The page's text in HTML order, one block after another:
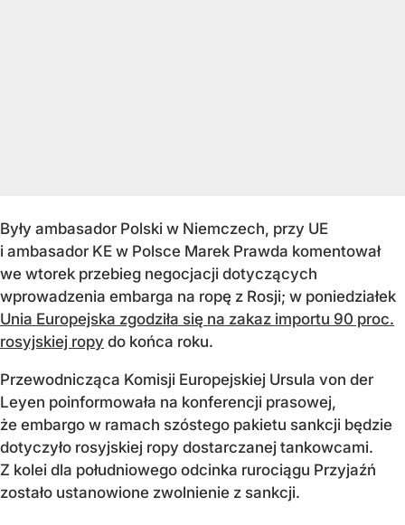
Były ambasador Polski w Niemczech, przy UE
i ambasador KE w Polsce Marek Prawda komentował
we wtorek przebieg negocjacji dotyczących
wprowadzenia embarga na ropę z Rosji; w poniedziałek
Unia Europejska zgodziła się na zakaz importu 90 proc.
rosyjskiej ropy do końca roku.
Przewodnicząca Komisji Europejskiej Ursula von der
Leyen poinformowała na konferencji prasowej,
że embargo w ramach szóstego pakietu sankcji będzie
dotyczyło rosyjskiej ropy dostarczanej tankowcami.
Z kolei dla południowego odcinka rurociągu Przyjaźń
zostało ustanowione zwolnienie z sankcji.